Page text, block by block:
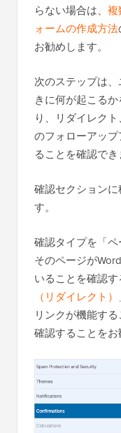
らない場合は、 複
ォームの作成方法
お勧めします。
次のステップは
きに何が起こる
り、リダイレク
のフォローアッ
ることを確認でき
確認セクション
す。
確認タイプを「ペ
そのページが
いることを確認
（リダイレクト）
リンクが機能す
確認することをお